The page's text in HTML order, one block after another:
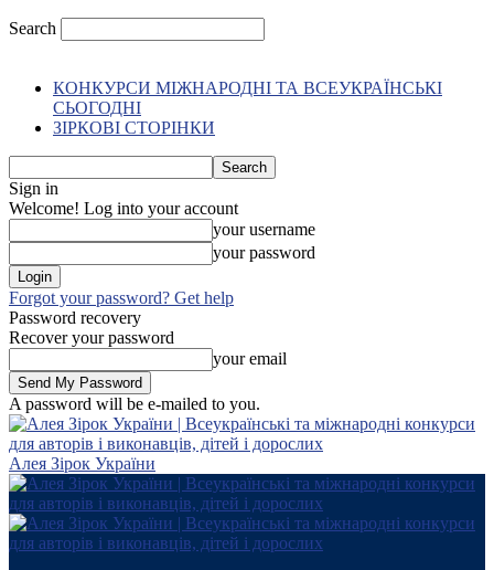
Search
КОНКУРСИ МІЖНАРОДНІ ТА ВСЕУКРАЇНСЬКІ
СЬОГОДНІ
ЗІРКОВІ СТОРІНКИ
Sign in
Welcome! Log into your account
your username
your password
Forgot your password? Get help
Password recovery
Recover your password
your email
A password will be e-mailed to you.
Алея Зірок України